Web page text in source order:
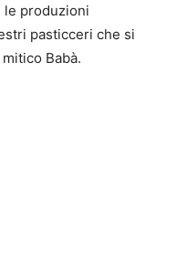
le produzioni
pasticceri che si
Babà.